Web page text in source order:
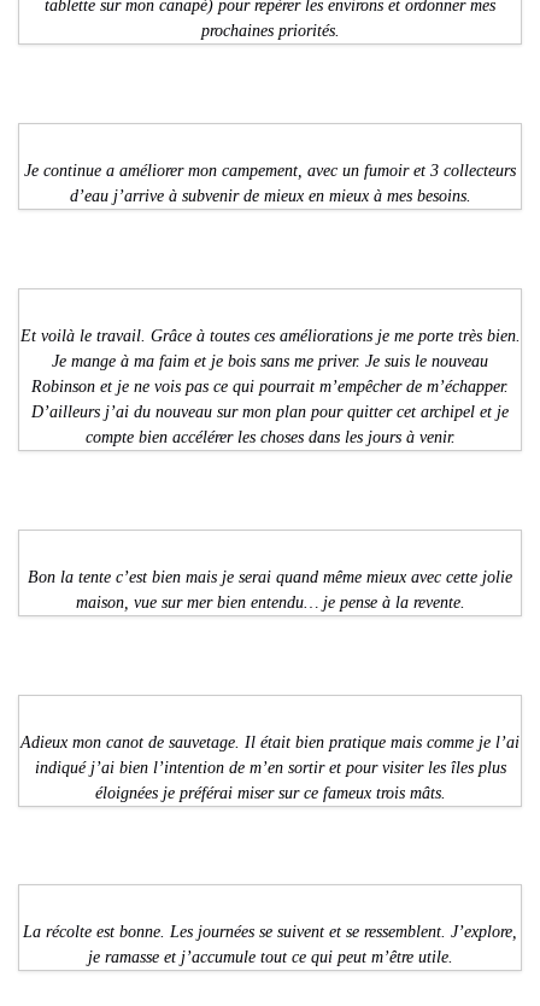
tablette sur mon canapé) pour repérer les environs et ordonner mes
prochaines priorités.
Je continue a améliorer mon campement, avec un fumoir et 3 collecteurs
d’eau j’arrive à subvenir de mieux en mieux à mes besoins.
Et voilà le travail. Grâce à toutes ces améliorations je me porte très bien.
Je mange à ma faim et je bois sans me priver. Je suis le nouveau
Robinson et je ne vois pas ce qui pourrait m’empêcher de m’échapper.
D’ailleurs j’ai du nouveau sur mon plan pour quitter cet archipel et je
compte bien accélérer les choses dans les jours à venir.
Bon la tente c’est bien mais je serai quand même mieux avec cette jolie
maison, vue sur mer bien entendu… je pense à la revente.
Adieux mon canot de sauvetage. Il était bien pratique mais comme je l’ai
indiqué j’ai bien l’intention de m’en sortir et pour visiter les îles plus
éloignées je préférai miser sur ce fameux trois mâts.
La récolte est bonne. Les journées se suivent et se ressemblent. J’explore,
je ramasse et j’accumule tout ce qui peut m’être utile.